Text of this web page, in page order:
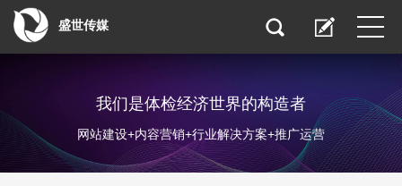
盛世传媒
我们是体检经济世界的构造者
网站建设+内容营销+行业解决方案+推广运营